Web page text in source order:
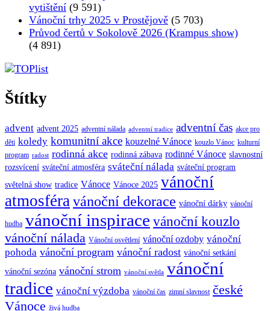
vytištění (9 591)
Vánoční trhy 2025 v Prostějově (5 703)
Průvod čertů v Sokolově 2026 (Krampus show)
(4 891)
Štítky
advent advent 2025 adventní nálada adventní tradice adventní čas akce pro
děti koledy komunitní akce kouzelné Vánoce kouzlo Vánoc kulturní
program radost rodinná akce rodinná zábava rodinné Vánoce slavnostní
rozsvícení sváteční atmosféra sváteční nálada sváteční program
světelná show tradice Vánoce Vánoce 2025 vánoční
atmosféravánoční dekorace vánoční dárky vánoční
hudba vánoční inspirace vánoční kouzlo
vánoční nálada Vánoční osvětlení vánoční ozdoby vánoční
pohoda vánoční program vánoční radost vánoční setkání
vánoční sezóna vánoční strom vánoční světla vánoční
tradice vánoční výzdoba vánoční čas zimní slavnost české
Vánoce živá hudba